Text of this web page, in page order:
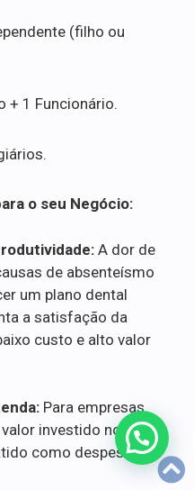
(filho ou
+ 1 Funcionário.
o seu Negócio:
A dor de
de absenteísmo
um plano dental
a satisfação da
custo e alto valor
Para empresas
investido no plano
como despesa